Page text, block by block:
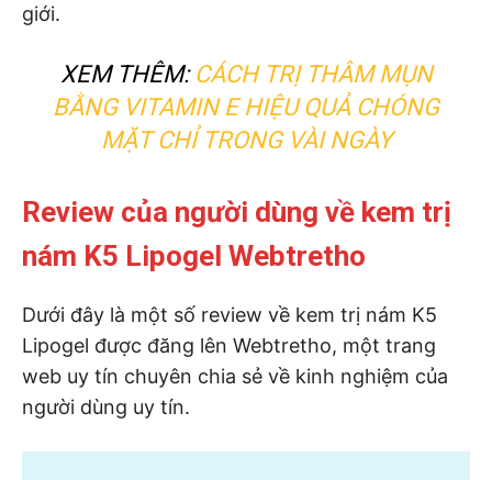
giới.
XEM THÊM: CÁCH TRỊ THÂM MỤN
BẰNG VITAMIN E HIỆU QUẢ CHÓNG
MẶT CHỈ TRONG VÀI NGÀY
Review của người dùng về kem trị
nám K5 Lipogel Webtretho
Dưới đây là một số review về kem trị nám K5
Lipogel được đăng lên Webtretho, một trang
web uy tín chuyên chia sẻ về kinh nghiệm của
người dùng uy tín.